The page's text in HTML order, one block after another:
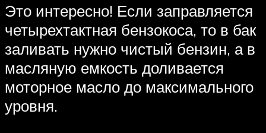
Это интересно! Если заправляется
четырехтактная бензокоса, то в бак
заливать нужно чистый бензин, а в
масляную емкость доливается
моторное масло до максимального
уровня.